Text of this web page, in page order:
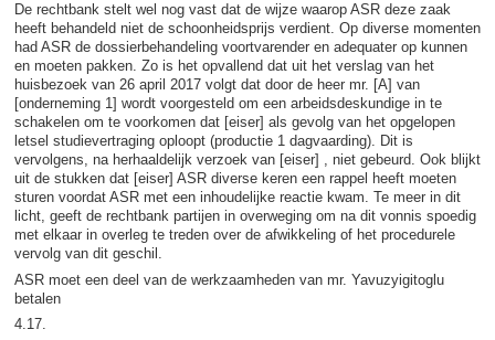
De rechtbank stelt wel nog vast dat de wijze waarop ASR deze zaak
heeft behandeld niet de schoonheidsprijs verdient. Op diverse momenten
had ASR de dossierbehandeling voortvarender en adequater op kunnen
en moeten pakken. Zo is het opvallend dat uit het verslag van het
huisbezoek van 26 april 2017 volgt dat door de heer mr. [A] van
[onderneming 1] wordt voorgesteld om een arbeidsdeskundige in te
schakelen om te voorkomen dat [eiser] als gevolg van het opgelopen
letsel studievertraging oploopt (productie 1 dagvaarding). Dit is
vervolgens, na herhaaldelijk verzoek van [eiser] , niet gebeurd. Ook blijkt
uit de stukken dat [eiser] ASR diverse keren een rappel heeft moeten
sturen voordat ASR met een inhoudelijke reactie kwam. Te meer in dit
licht, geeft de rechtbank partijen in overweging om na dit vonnis spoedig
met elkaar in overleg te treden over de afwikkeling of het procedurele
vervolg van dit geschil.
ASR moet een deel van de werkzaamheden van mr. Yavuzyigitoglu
betalen
4.17.